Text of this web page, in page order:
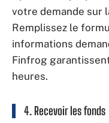
votre demande sur
Remplissez le
informations
Finfrog
heures.
4. Recevoir les fonds